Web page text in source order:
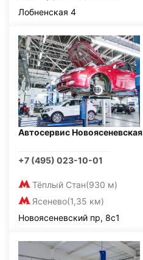
Лобненская 4
Автосервис Новоясеневская
+7 (495) 023-10-01
Тёплый Стан(930 м)
Ясенево(1,35 км)
Новоясеневский пр, 8с1